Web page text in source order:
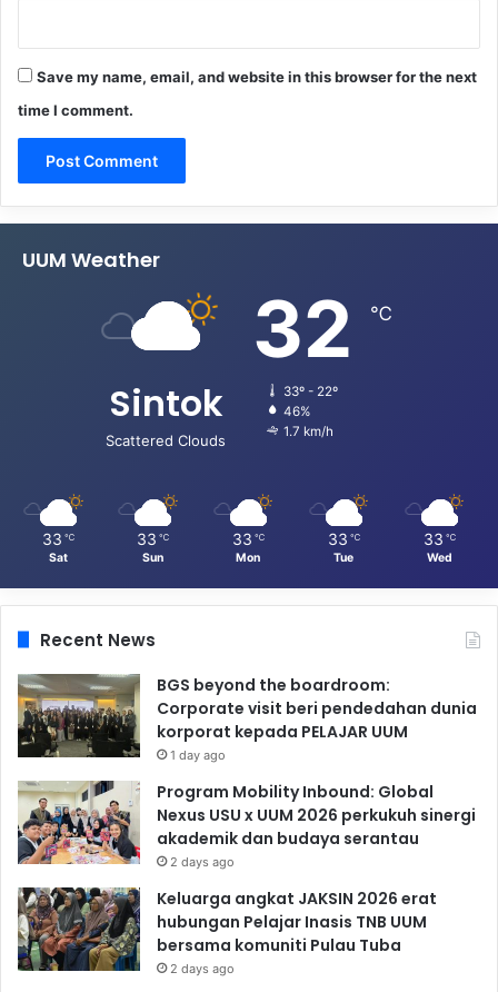
Save my name, email, and website in this browser for the next
time I comment.
UUM Weather
Sintok
Scattered Clouds
32 ℃
33º - 22º
46%
1.7 km/h
33 ℃
Sat
33 ℃
Sun
33 ℃
Mon
33 ℃
Tue
33 ℃
Wed
Recent News
BGS beyond the boardroom:
Corporate visit beri pendedahan dunia
korporat kepada PELAJAR UUM
1 day ago
Program Mobility Inbound: Global
Nexus USU x UUM 2026 perkukuh sinergi
akademik dan budaya serantau
2 days ago
Keluarga angkat JAKSIN 2026 erat
hubungan Pelajar Inasis TNB UUM
bersama komuniti Pulau Tuba
2 days ago